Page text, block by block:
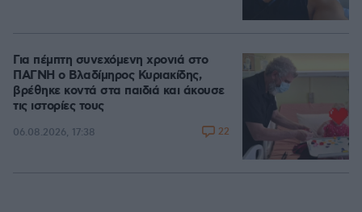
Για πέμπτη συνεχόμενη χρονιά στο
ΠΑΓΝΗ ο Βλαδίμηρος Κυριακίδης,
βρέθηκε κοντά στα παιδιά και άκουσε
τις ιστορίες τους
06.08.2026, 17:38 22